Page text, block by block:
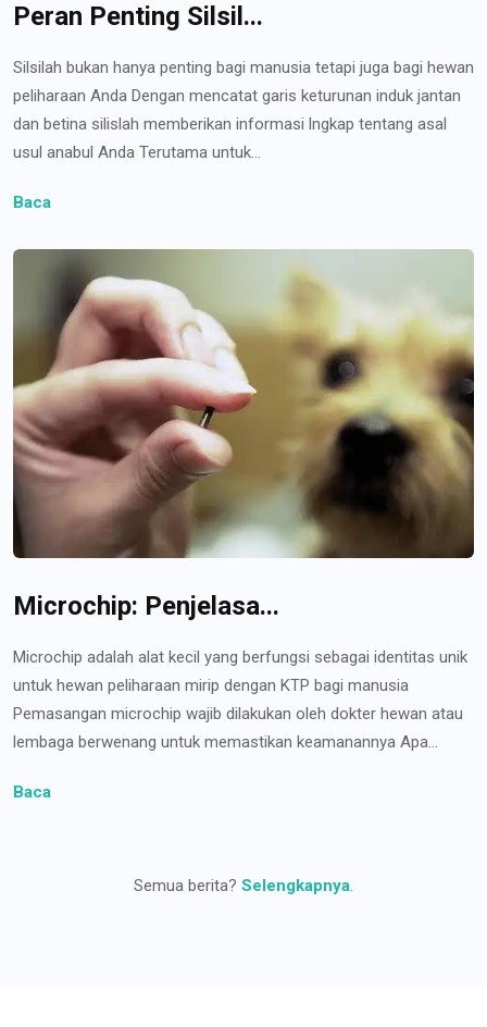
Peran Penting Silsil...
Silsilah bukan hanya penting bagi manusia tetapi juga bagi hewan
peliharaan Anda Dengan mencatat garis keturunan induk jantan
dan betina silislah memberikan informasi lngkap tentang asal
usul anabul Anda Terutama untuk...
Baca
Microchip: Penjelasa...
Microchip adalah alat kecil yang berfungsi sebagai identitas unik
untuk hewan peliharaan mirip dengan KTP bagi manusia
Pemasangan microchip wajib dilakukan oleh dokter hewan atau
lembaga berwenang untuk memastikan keamanannya Apa...
Baca
Semua berita? Selengkapnya